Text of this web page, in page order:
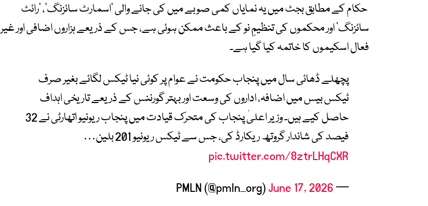
حکام کے مطابق بجٹ میں یہ نمایاں کمی صوبے میں کی جانے والی ‘اسمارٹ سائزنگ’، ‘رائٹ
سائزنگ’ اور محکموں کی تنظیمِ نو کے باعث ممکن ہوئی ہے، جس کے ذریعے ہزاروں اضافی اور غیر
فعال اسکیموں کا خاتمہ کیا گیا ہے۔
پچھلے ڈھائی سال میں پنجاب حکومت نے عوام پر کوئی نیا ٹیکس لگائے بغیر صرف
ٹیکس بیس میں اضافہ، اداروں کی وسعت اور بہتر گورننس کے ذریعے تاریخی اہداف
حاصل کیے ہیں۔ وزیر اعلیٰ پنجاب کی متحرک قیادت میں پنجاب ریونیو اتھارٹی نے 32
فیصد کی شاندار گروتھ ریکارڈ کی، جس سے ٹیکس ریونیو 201 بلین…
pic.twitter.com/8ztrLHqCXR
— PMLN (@pmln_org)
June 17, 2026